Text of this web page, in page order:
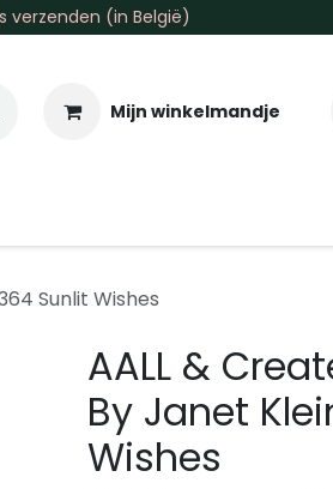
verzenden (in België)
Mijn winkelmandje
Sunlit Wishes
AALL &
By Janet
Wishes